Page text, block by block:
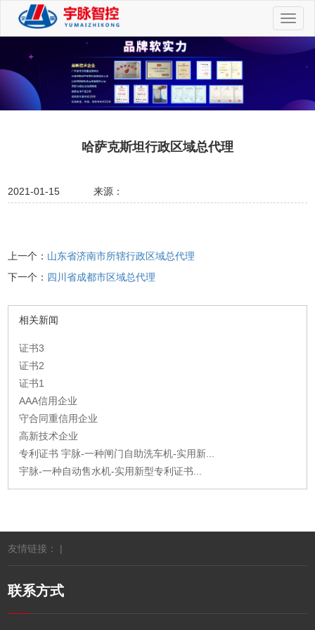
切
换
哈萨克斯坦行政区域总代理
2021-01-15 来源：
上一个： 山东省济南市所辖行政区域总代理
下一个： 四川省成都市区域总代理
相关新闻
证书3
证书2
证书1
AAA信用企业
守合同重信用企业
高新技术企业
专利证书 宇脉-一种闸门自助洗车机-实用新...
宇脉-一种自动售水机-实用新型专利证书...
友情链接： |
联系方式